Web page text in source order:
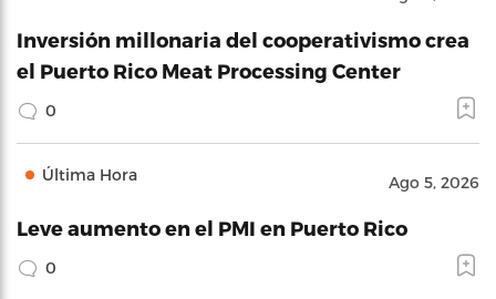
Inversión millonaria del cooperativismo crea
el Puerto Rico Meat Processing Center
0
Última Hora Ago 5, 2026
Leve aumento en el PMI en Puerto Rico
0